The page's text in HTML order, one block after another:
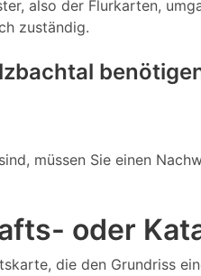
also der Flurkarten,
zuständig.
müssen Sie einen
oder
die den Grundriss